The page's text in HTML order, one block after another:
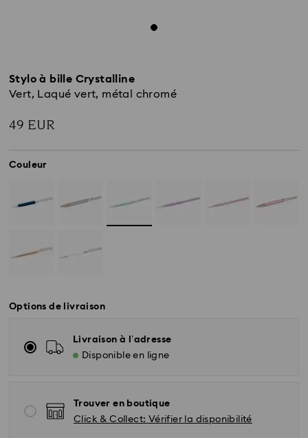
Stylo à bille Crystalline
Vert, Laqué vert, métal chromé
49 EUR
Couleur
Options de livraison
Livraison à l’adresse
Disponible en ligne
Trouver en boutique
Click & Collect: Vérifier la disponibilité